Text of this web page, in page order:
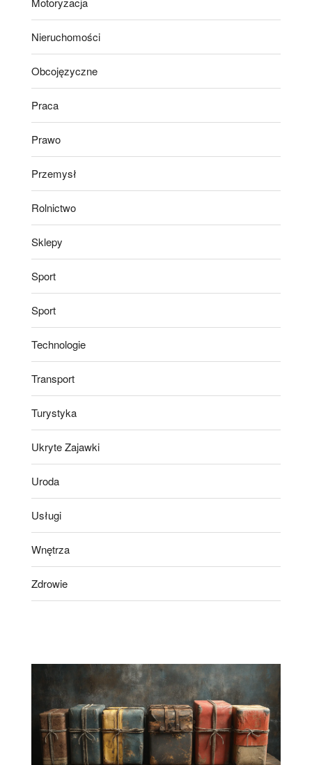
Nieruchomości
Obcojęzyczne
Praca
Prawo
Przemysł
Rolnictwo
Sklepy
Sport
Sport
Technologie
Transport
Turystyka
Ukryte Zajawki
Uroda
Usługi
Wnętrza
Zdrowie